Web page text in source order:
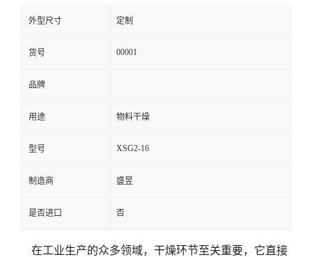
外型尺寸 定制
货号 00001
品牌
用途 物料干燥
型号 XSG2-16
制造商 盛昱
是否进口 否
在工业生产的众多领域，干燥环节至关重要，它直接